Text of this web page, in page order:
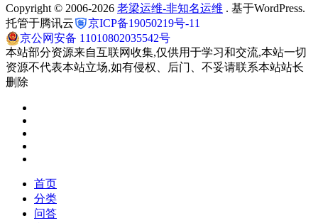
Copyright © 2006-2026 老梁运维-非知名运维 . 基于WordPress.
托管于腾讯云
京ICP备19050219号-11
京公网安备 11010802035542号
本站部分资源来自互联网收集,仅供用于学习和交流,本站一切
资源不代表本站立场,如有侵权、后门、不妥请联系本站站长
删除
首页
分类
问答